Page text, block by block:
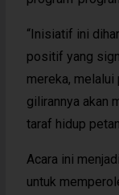
“Inisiatif ini
positif yang
mereka, melalui
gilirannya akan
taraf hidup
Acara ini
untuk